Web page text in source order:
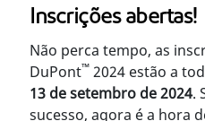
Inscrições abertas!
Não perca tempo, as
DuPont™ 2024 estão a
13 de setembro de 2024.
sucesso, agora é a hora